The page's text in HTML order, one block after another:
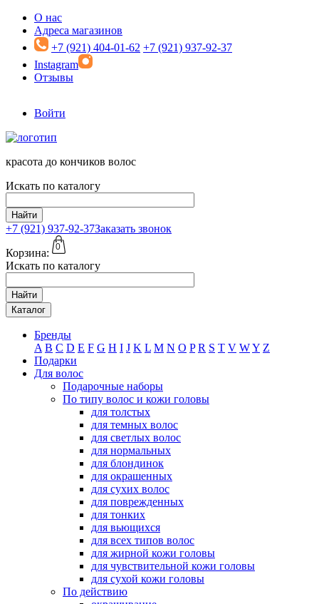
Перейти к основному содержанию
О нас
Адреса магазинов
+7 (921) 404-01-62 +7 (921) 937-92-37
Instagram
Отзывы
Войти
красота до кончиков волос
Искать по каталогу
Найти
+7 (921) 937-92-37Заказать звонок
Корзина:
0
Искать по каталогу
Найти
Каталог
Бренды
A B C D E F G H I J K L M N O P R S T V WY Z
Подарки
Для волос
Подарочные наборы
По типу волос и кожи головы
для толстых
для темных волос
для светлых волос
для нормальных
для блондинок
для окрашенных
для сухих волос
для поврежденных
для тонких
для вьющихся
для всех типов волос
для жирной кожи головы
для чувствительной кожи головы
для сухой кожи головы
По действию